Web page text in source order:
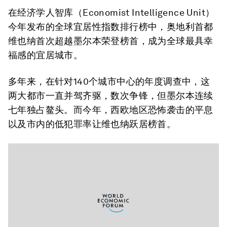
在经济学人智库（Economist Intelligence Unit）
今年发布的全球宜居性指数排行榜中，奥地利首都
维也纳首次超越墨尔本荣登榜首，成为全球最具幸
福感的宜居城市。
多年来，在针对140个城市中心的年度调查中，这
两大都市一直并驾齐驱，数次争锋，但墨尔本连续
七年独占鳌头。而今年，西欧地区恐怖袭击的平息
以及市内的低犯罪率让维也纳跃居榜首。